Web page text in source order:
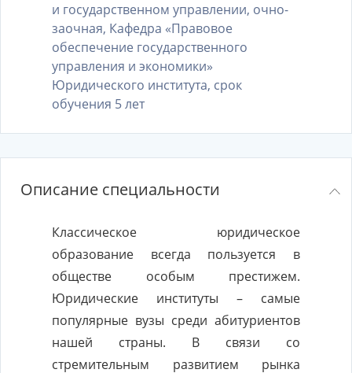
и государственном управлении, очно-
заочная, Кафедра «Правовое
обеспечение государственного
управления и экономики»
Юридического института, срок
обучения 5 лет
Описание специальности
Классическое юридическое
образование всегда пользуется в
обществе особым престижем.
Юридические институты – самые
популярные вузы среди абитуриентов
нашей страны. В связи со
стремительным развитием рынка